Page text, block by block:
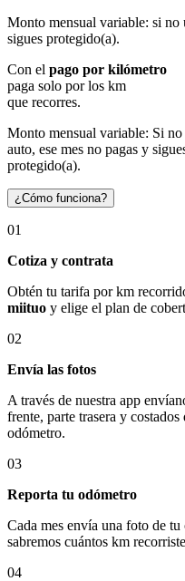
Monto mensual variable: si no
sigues protegido(a).
Con el pago por kilómetro
paga solo por los km
que recorres.
Monto mensual variable: Si no
auto, ese mes no pagas y
protegido(a).
¿Cómo funciona?
01
Cotiza y contrata
Obtén tu tarifa por km
miituo y elige el plan de
02
Envía las fotos
A través de nuestra app
frente, parte trasera y
odómetro.
03
Reporta tu odómetro
Cada mes envía una foto de
sabremos cuántos km
04